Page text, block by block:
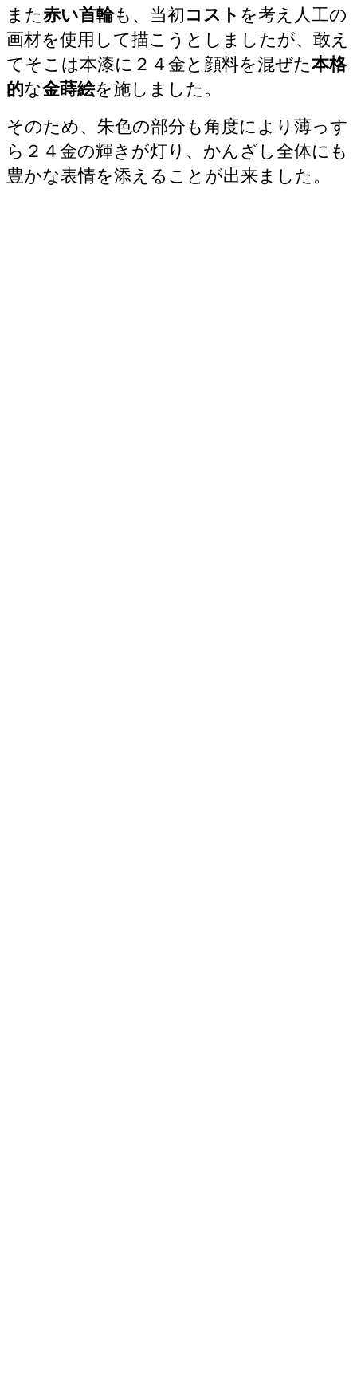
また赤い首輪も、当初 コスト を考え人工の
画材を使用して描こうとしましたが、敢え
てそこは本漆に２４金と顔料を混ぜた本格
的な金蒔絵を施しました。
そのため、朱色の部分も角度により薄っす
ら２４金の輝きが灯り、かんざし全体にも
豊かな表情を添えることが出来ました。